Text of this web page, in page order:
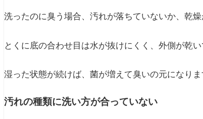
洗ったのに臭う場合、汚れが落ちていないか、乾燥
とくに底の合わせ目は水が抜けにくく、外側が乾
湿った状態が続けば、菌が増えて臭いの元になりま
汚れの種類に洗い方が合っていない